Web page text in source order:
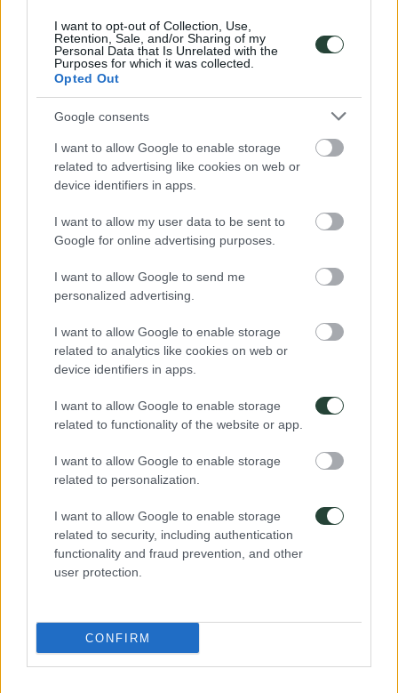
I want to opt-out of Collection, Use,
Retention, Sale, and/or Sharing of my
Personal Data that Is Unrelated with the
Purposes for which it was collected.
Opted Out
Google consents
I want to allow Google to enable storage
related to advertising like cookies on web or
device identifiers in apps.
I want to allow my user data to be sent to
Google for online advertising purposes.
I want to allow Google to send me
personalized advertising.
I want to allow Google to enable storage
related to analytics like cookies on web or
device identifiers in apps.
I want to allow Google to enable storage
related to functionality of the website or app.
I want to allow Google to enable storage
related to personalization.
I want to allow Google to enable storage
related to security, including authentication
functionality and fraud prevention, and other
user protection.
CONFIRM
1035€
Presupuesto1085€
Ver Detalles
Reserva de 100€
ABIERTO
Estambul, Capadocia, Efeseo...
06/01/2027
1095€
Presupuesto1085€
Reserva de 100€
Moneda y otros gastos (propinas)
La moneda de Turquía es la Lira Turca. Se pueden cambiar euros en
el aeropuerto y en los bancos o casas de cambio. En las ciudades o
lugares turísticos podemos usar la tarjeta en muchos lugares sin
En Turquía es típico dejar propina.